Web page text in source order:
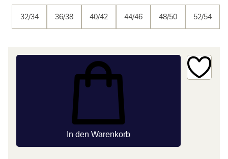
32/34 36/38 40/42 44/46 48/50 52/54
In den Warenkorb